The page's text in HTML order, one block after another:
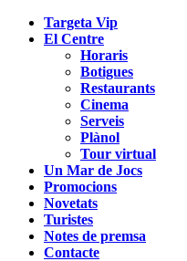
Targeta Vip
El Centre
Horaris
Botigues
Restaurants
Cinema
Serveis
Plànol
Tour virtual
Un Mar de Jocs
Promocions
Novetats
Turistes
Notes de premsa
Contacte